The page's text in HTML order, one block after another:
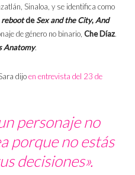
Sinaloa, y se identifica como
rebootdeSex and the City,And
de género no binario, Che Díaz.
Anatomy.
dijoen entrevista del 23 de
personaje no
porque no estás
decisiones».